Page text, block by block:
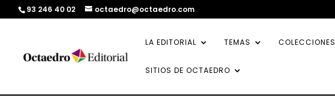
93 246 40 02 octaedro@octaedro.com
LA EDITORIAL TEMAS COLECCIONES
SITIOS DE OCTAEDRO